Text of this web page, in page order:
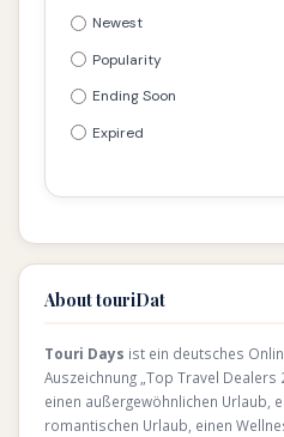
Newest
Popularity
Ending Soon
Expired
About touriDat
Touri Days ist ein deutsches
Auszeichnung „Top Travel Dealers
einen außergewöhnlichen Urlaub,
romantischen Urlaub, einen